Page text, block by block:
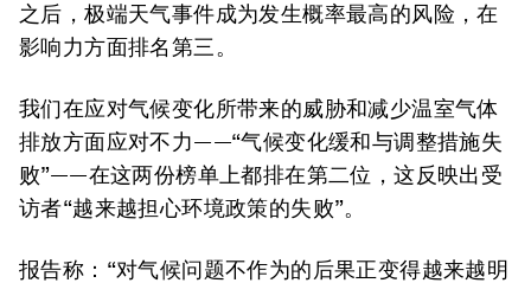
之后，极端天气事件成为发生概率最高的风险，在
影响力方面排名第三。
我们在应对气候变化所带来的威胁和减少温室气体
排放方面应对不力——“气候变化缓和与调整措施失
败”——在这两份榜单上都排在第二位，这反映出受
访者“越来越担心环境政策的失败”。
报告称：“对气候问题不作为的后果正变得越来越明